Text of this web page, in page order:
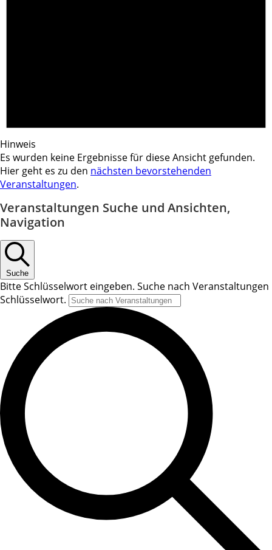
Hinweis
Es wurden keine Ergebnisse für diese Ansicht gefunden.
Hier geht es zu den nächsten bevorstehenden
Veranstaltungen.
Veranstaltungen Suche und Ansichten,
Navigation
Suche
Bitte Schlüsselwort eingeben. Suche nach Veranstaltungen
Schlüsselwort.